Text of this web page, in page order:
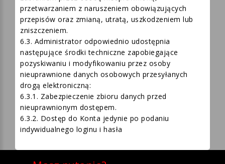
udostępnieniem osobom nieupoważnionym,
zabraniem przez osobę nieuprawnioną,
przetwarzaniem z naruszeniem obowiązujących
przepisów oraz zmianą, utratą, uszkodzeniem lub
zniszczeniem.
6.3. Administrator odpowiednio udostępnia
następujące środki techniczne zapobiegające
pozyskiwaniu i modyfikowaniu przez osoby
nieuprawnione danych osobowych przesyłanych
drogą elektroniczną:
6.3.1. Zabezpieczenie zbioru danych przed
nieuprawnionym dostępem.
indywidualnego loginu i hasła